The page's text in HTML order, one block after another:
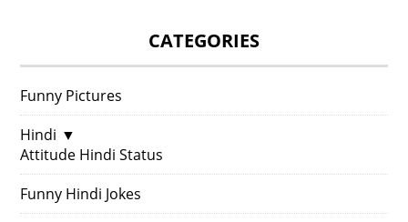
CATEGORIES
Funny Pictures
Hindi ▼
Attitude Hindi Status
Funny Hindi Jokes